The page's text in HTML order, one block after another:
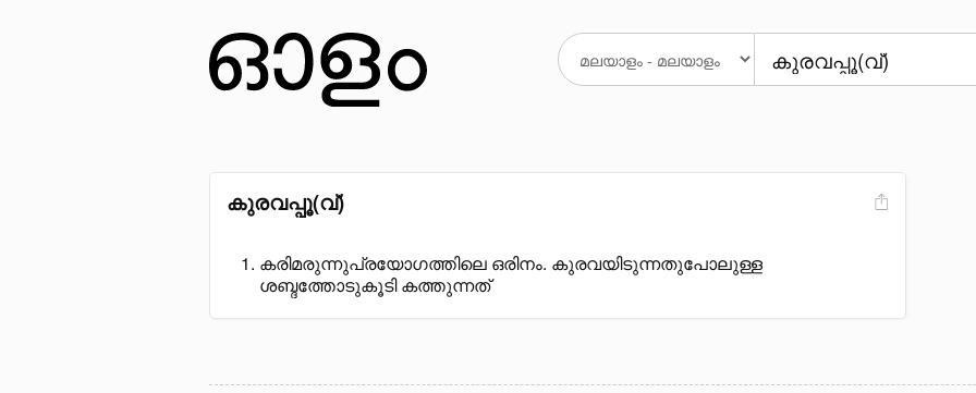
കുരവപ്പൂ(വ്)
കരിമരുന്നുപ്രയോഗത്തിലെ ഒരിനം. കുരവയിടുന്നതുപോലുള്ള
ശബ്ദത്തോടുകൂടി കത്തുന്നത്